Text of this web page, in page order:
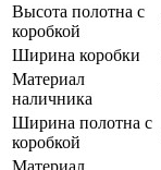
Высота полотна с
коробкой
Ширина коробки
Материал
наличника
Ширина полотна с
коробкой
Материал